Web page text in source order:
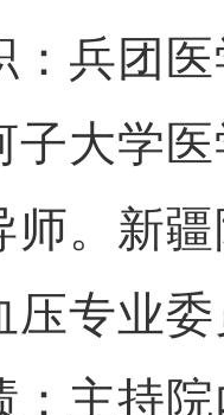
兵团医
子大学
师。新
压专业
主持院